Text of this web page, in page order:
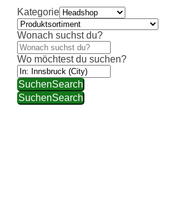
Kategorie
Wonach suchst du?
Wo möchtest du suchen?
SuchenSearch
SuchenSearch